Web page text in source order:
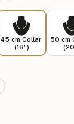
45 cm Collar
(18")
50 cm